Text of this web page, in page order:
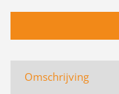
Omschrijving